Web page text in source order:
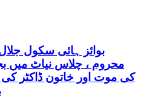
بوائز ہائی سکول
محروم ، چلاس نیاٹ میں
کی موت اور خاتون ڈاکٹر